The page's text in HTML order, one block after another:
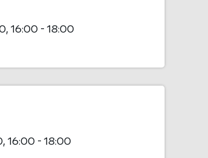
16:00 - 18:00
16:00 - 18:00